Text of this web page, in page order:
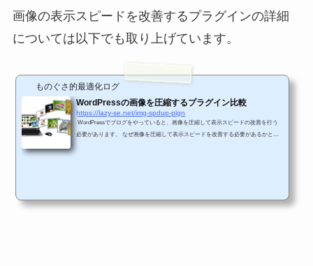
画像の表示スピードを改善するプラグインの詳細
については以下でも取り上げています。
ものぐさ的最適化ログ
WordPressの画像を圧縮するプラグイン比較
https://lazy-se.net/img-spdup-plgn
WordPressでブログをやっていると、画像を圧縮して表示スピードの改善を行う
必要があります。 なぜ画像を圧縮して表示スピードを改善する必要があるかとい